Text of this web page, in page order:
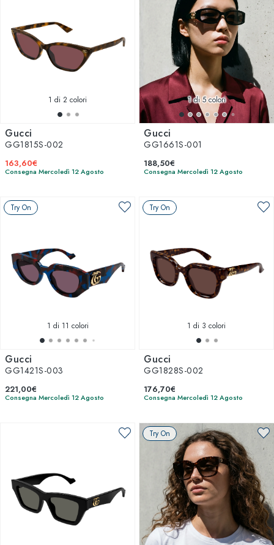
1 di 2 colori
Gucci
GG1815S-002
163,60€
Consegna Mercoledì 12 Agosto
1di 5 colori
Gucci
GG1661S-001
188,50€
Consegna Mercoledì 12 Agosto
Try On
1 di 11 colori
Gucci
GG1421S-003
221,00€
Consegna Mercoledì 12 Agosto
Try On
1 di 3 colori
Gucci
GG1828S-002
176,70€
Consegna Mercoledì 12 Agosto
Try On